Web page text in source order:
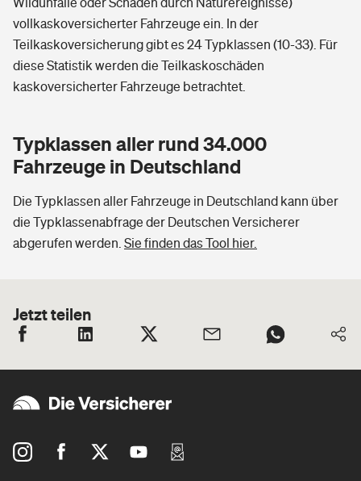
vollkaskoversicherter Fahrzeuge ein. In der
Teilkaskoversicherung gibt es 24 Typklassen (10-33). Für
diese Statistik werden die Teilkaskoschäden
kaskoversicherter Fahrzeuge betrachtet.
Typklassen aller rund 34.000
Fahrzeuge in Deutschland
Die Typklassen aller Fahrzeuge in Deutschland kann über
die Typklassenabfrage der Deutschen Versicherer
abgerufen werden. Sie finden das Tool hier.
Jetzt teilen